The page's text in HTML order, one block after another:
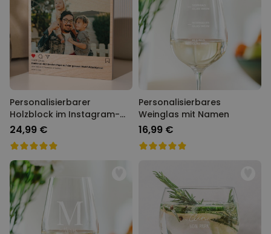
Personalisierbarer
Holzblock im Instagram-
Style
24,99 €
Personalisierbares
Weinglas mit Namen
16,99 €